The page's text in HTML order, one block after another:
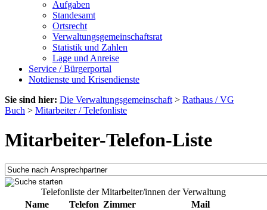
Aufgaben
Standesamt
Ortsrecht
Verwaltungsgemeinschaftsrat
Statistik und Zahlen
Lage und Anreise
Service / Bürgerportal
Notdienste und Krisendienste
Sie sind hier: Die Verwaltungsgemeinschaft > Rathaus / VG
Buch > Mitarbeiter / Telefonliste
Mitarbeiter-Telefon-Liste
Telefonliste der Mitarbeiter/innen der Verwaltung
Name
Telefon Zimmer
Mail